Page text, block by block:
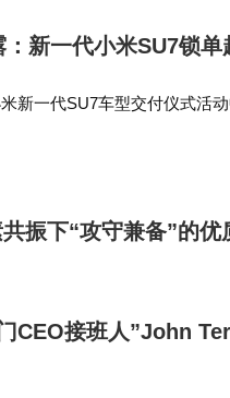
：新一代小米SU7锁
新一代SU7车型交付仪式活
振下“攻守兼备”的优
CEO接班人”John